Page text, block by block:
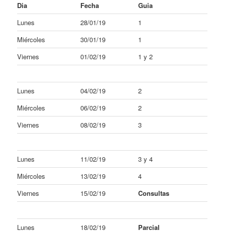
Dia Fecha
Guia
Lunes
28/01/19
1
Miércoles
30/01/19
1
Viernes
01/02/19 1 y 2
Lunes 04/02/19
2
Miércoles
06/02/19
2
Viernes
08/02/19 3
Lunes 11/02/19
3 y 4
Miércoles
13/02/19
4
Viernes
15/02/19 Consultas
Lunes 18/02/19
Parcial